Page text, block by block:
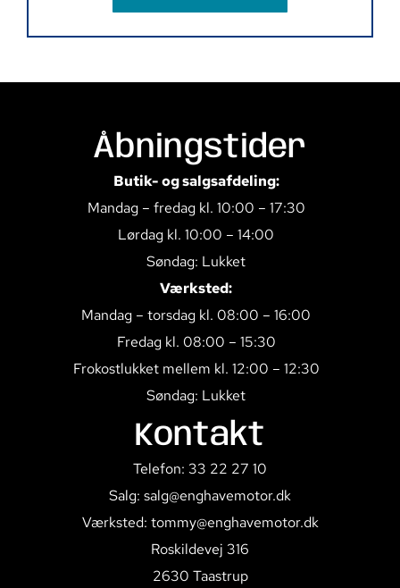
Åbningstider
Butik- og salgsafdeling:
Mandag – fredag kl. 10:00 – 17:30
Lørdag kl. 10:00 – 14:00
Søndag: Lukket
Værksted:
Mandag – torsdag kl. 08:00 – 16:00
Fredag kl. 08:00 – 15:30
Frokostlukket mellem kl. 12:00 – 12:30
Søndag: Lukket
Kontakt
Telefon: 33 22 27 10
Salg: salg@enghavemotor.dk
Værksted: tommy@enghavemotor.dk
Roskildevej 316
2630 Taastrup